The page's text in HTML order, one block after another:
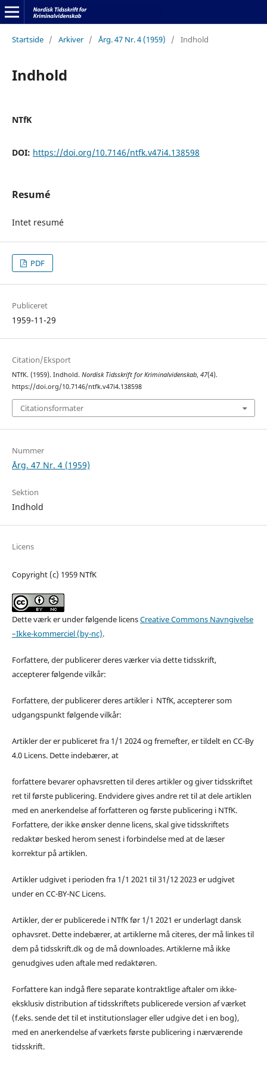
Startside / Arkiver / Årg. 47 Nr. 4 (1959) / Indhold
Indhold
NTfK
DOI: https://doi.org/10.7146/ntfk.v47i4.138598
Resumé
Intet resumé
PDF
Publiceret
1959-11-29
Citation/Eksport
NTfK. (1959). Indhold. Nordisk Tidsskrift for Kriminalvidenskab, 47(4).
https://doi.org/10.7146/ntfk.v47i4.138598
Citationsformater
Nummer
Årg. 47 Nr. 4 (1959)
Sektion
Indhold
Licens
Copyright (c) 1959 NTfK
Dette værk er under følgende licensCreative Commons Navngivelse
–Ikke-kommerciel (by-nc).
Forfattere, der publicerer deres værker via dette tidsskrift,
accepterer følgende vilkår:
Forfattere, der publicerer deres artikler i NTfK, accepterer som
udgangspunkt følgende vilkår:
Artikler der er publiceret fra 1/1 2024 og fremefter, er tildelt en CC-By
4.0 Licens. Dette indebærer, at
forfattere bevarer ophavsretten til deres artikler og giver tidsskriftet
ret til første publicering. Endvidere gives andre ret til at dele artiklen
med en anerkendelse af forfatteren og første publicering i NTfK.
Forfattere, der ikke ønsker denne licens, skal give tidsskriftets
redaktør besked herom senest i forbindelse med at de læser
korrektur på artiklen.
Artikler udgivet i perioden fra 1/1 2021 til 31/12 2023 er udgivet
under en CC-BY-NC Licens.
Artikler, der er publicerede i NTfK før 1/1 2021 er underlagt dansk
ophavsret. Dette indebærer, at artiklerne må citeres, der må linkes til
dem på tidsskrift.dk og de må downloades. Artiklerne må ikke
genudgives uden aftale med redaktøren.
Forfattere kan indgå flere separate kontraktlige aftaler om ikke-
eksklusiv distribution af tidsskriftets publicerede version af værket
(f.eks. sende det til et institutionslager eller udgive det i en bog),
med en anerkendelse af værkets første publicering i nærværende
tidsskrift.